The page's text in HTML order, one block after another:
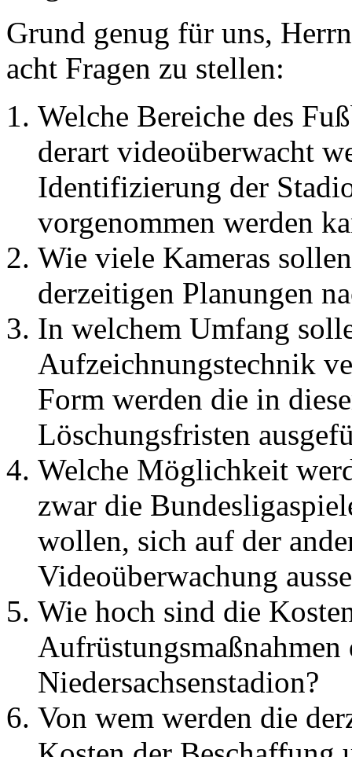
Grund genug für uns,
acht Fragen zu stellen:
Welche Bereiche des
derart videoüberwacht
Identifizierung der
vorgenommen werden
Wie viele Kameras
derzeitigen Planungen
In welchem Umfang
Aufzeichnungstechnik
Form werden die in
Löschungsfristen
Welche Möglichkeit
zwar die
wollen, sich auf der
Videoüberwachung
Wie hoch sind die
Niedersachsenstadion?
Von wem werden die